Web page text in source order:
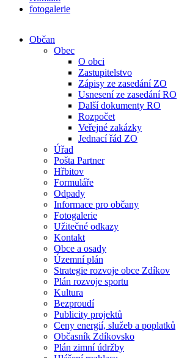
fotogalerie
Občan
Obec
O obci
Zastupitelstvo
Zápisy ze zasedání ZO
Usnesení ze zasedání RO
Další dokumenty RO
Rozpočet
Veřejné zakázky
Jednací řád ZO
Úřad
Pošta Partner
Hřbitov
Formuláře
Odpady
Informace pro občany
Fotogalerie
Užitečné odkazy
Kontakt
Obce a osady
Územní plán
Strategie rozvoje obce Zdíkov
Plán rozvoje sportu
Kultura
Bezproudí
Publicity projektů
Ceny energií, služeb a poplatků
Občasník Zdíkovsko
Plán zimní údržby